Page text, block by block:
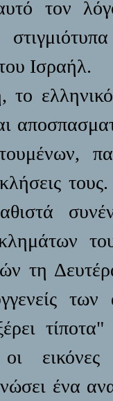
τον
Ισραήλ.
το
τη
των
οι
ένα